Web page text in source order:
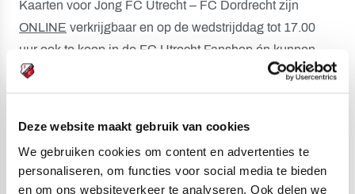
Deze website maakt gebruik van cookies
We gebruiken cookies om content en advertenties te
personaliseren, om functies voor social media te bieden
en om ons websiteverkeer te analyseren. Ook delen we
Kaarten voor Jong FC Utrecht – FC Dordrecht zijn
ONLINE verkrijgbaar en op de wedstrijddag tot 17.00
uur ook te koop in de FC Utrecht Fanshop én kunnen
vanaf 19.00 uur worden aangeschaft bij de kassa’s op
Sportcomplex Zoudenbalch. Per (Seizoen)Clubkaart
DEZEpagina een gratis kaart bestellen voor de laatste
wedstrijd van dit seizoen van Jong FC Utrecht.